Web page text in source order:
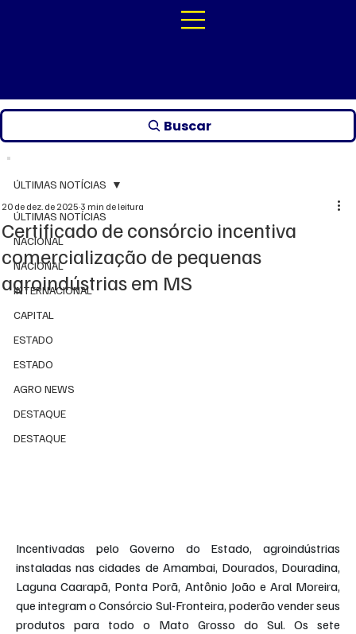
Buscar
ÚLTIMAS NOTÍCIAS
NACIONAL
NACIONAL
INTERNACIONAL
CAPITAL
ESTADO
ESTADO
AGRO NEWS
DESTAQUE
DESTAQUE
ÚLTIMAS NOTÍCIAS
Certificado de consórcio incentiva
comercialização de pequenas
agroindústrias em MS
20 de dez. de 20253 min de leitura
Incentivadas pelo Governo do Estado, agroindústrias
instaladas nas cidades de Amambai, Dourados, Douradina,
Laguna Caarapã, Ponta Porã, Antônio João e Aral Moreira,
que integram o Consórcio Sul-Fronteira, poderão vender seus
produtos para todo o Mato Grosso do Sul. Os sete